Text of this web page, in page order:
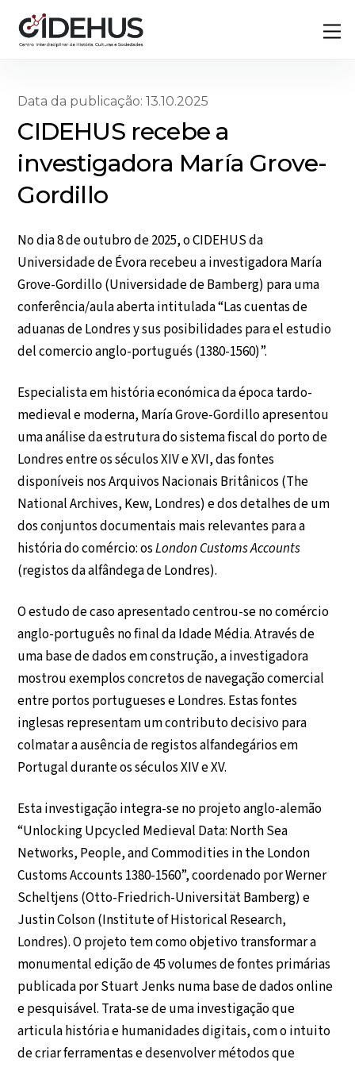
content
Data da publicação: 13.10.2025
CIDEHUS recebe a
investigadora María Grove-
Gordillo
No dia 8 de outubro de 2025, o CIDEHUS da
Universidade de Évora recebeu a investigadora María
Grove-Gordillo (Universidade de Bamberg) para uma
conferência/aula aberta intitulada “Las cuentas de
aduanas de Londres y sus posibilidades para el estudio
del comercio anglo-portugués (1380-1560)”.
Especialista em história económica da época tardo-
medieval e moderna, María Grove-Gordillo apresentou
uma análise da estrutura do sistema fiscal do porto de
Londres entre os séculos XIV e XVI, das fontes
disponíveis nos Arquivos Nacionais Britânicos (The
National Archives, Kew, Londres) e dos detalhes de um
dos conjuntos documentais mais relevantes para a
história do comércio: osLondon Customs Accounts
(registos da alfândega de Londres).
O estudo de caso apresentado centrou-se no comércio
anglo-português no final da Idade Média. Através de
uma base de dados em construção, a investigadora
mostrou exemplos concretos de navegação comercial
entre portos portugueses e Londres. Estas fontes
inglesas representam um contributo decisivo para
colmatar a ausência de registos alfandegários em
Portugal durante os séculos XIV e XV.
Esta investigação integra-se no projeto anglo-alemão
“Unlocking Upcycled Medieval Data: North Sea
Networks, People, and Commodities in the London
Customs Accounts 1380-1560”, coordenado por Werner
Scheltjens (Otto-Friedrich-Universität Bamberg) e
Justin Colson (Institute of Historical Research,
Londres). O projeto tem como objetivo transformar a
monumental edição de 45 volumes de fontes primárias
publicada por Stuart Jenks numa base de dados online
e pesquisável. Trata-se de uma investigação que
articula história e humanidades digitais, com o intuito
de criar ferramentas e desenvolver métodos que